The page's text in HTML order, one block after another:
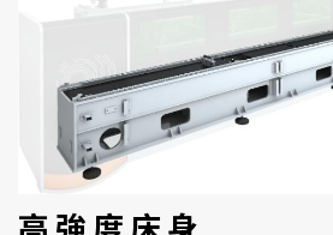
高強度床身